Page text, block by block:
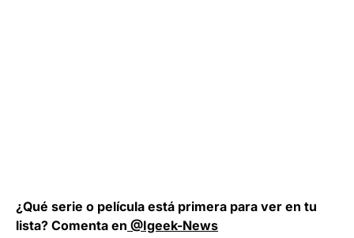
¿Qué serie o película está primera para ver en tu
lista? Comenta en @Igeek-News